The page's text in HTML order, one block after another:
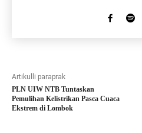
Artikulli paraprak
PLN UIW NTB Tuntaskan
Pemulihan Kelistrikan Pasca Cuaca
Ekstrem di Lombok